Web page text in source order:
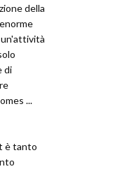
della
di
...
è tanto